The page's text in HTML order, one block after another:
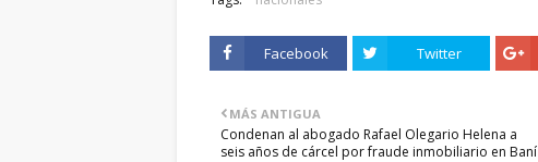
Facebook Twitter
MÁS ANTIGUA
Condenan al abogado Rafael Olegario Helena a
seis años de cárcel por fraude inmobiliario en Baní